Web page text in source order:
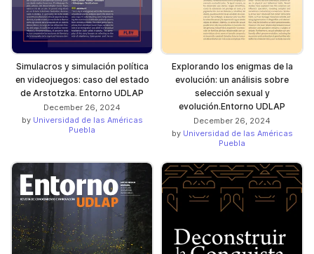
Simulacros y simulación política
en videojuegos: caso del estado
de Arstotzka. Entorno UDLAP
December 26, 2024
by Universidad de las Américas
Puebla
Explorando los enigmas de la
evolución: un análisis sobre
selección sexual y
evolución.Entorno UDLAP
December 26, 2024
by Universidad de las Américas
Puebla